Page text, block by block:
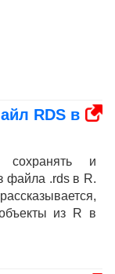
RDS в
и
файла .rds в R.
из R в